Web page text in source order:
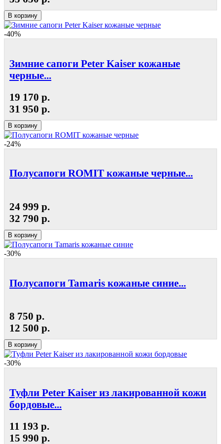
В корзину
-40%
Зимние сапоги Peter Kaiser кожаные
черные...
19 170 р.
31 950 р.
В корзину
-24%
Полусапоги ROMIT кожаные черные...
24 999 р.
32 790 р.
В корзину
-30%
Полусапоги Tamaris кожаные синие...
8 750 р.
12 500 р.
В корзину
-30%
Туфли Peter Kaiser из лакированной кожи
бордовые...
11 193 р.
15 990 р.